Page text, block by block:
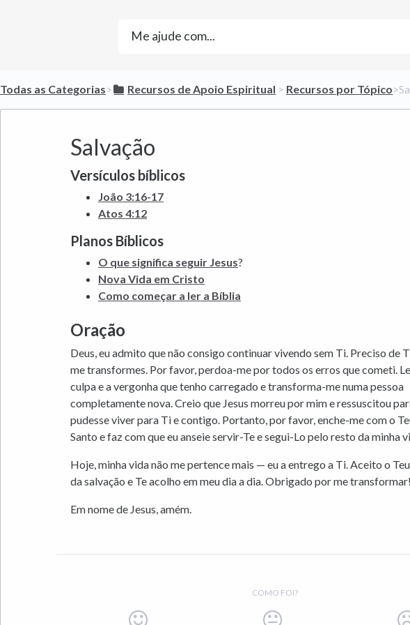
Todas as Categorias​>​ ​Recursos de Apoio Espiritual ​ > ​ ​Recursos por Tópico​>​
Salvação
Versículos bíblicos
João 3:16-17
Atos 4:12
Planos Bíblicos
O que significa seguir Jesus?
Nova Vida em Cristo
Como começar a ler a Bíblia
Oração
Deus, eu admito que não consigo continuar vivendo sem Ti. Preciso de
me transformes. Por favor, perdoa-me por todos os erros que cometi.
culpa e a vergonha que tenho carregado e transforma-me numa pessoa
completamente nova. Creio que Jesus morreu por mim e ressuscitou
pudesse viver para Ti e contigo. Portanto, por favor, enche-me com o
Santo e faz com que eu anseie servir-Te e segui-Lo pelo resto da minha
Hoje, minha vida não me pertence mais — eu a entrego a Ti. Aceito o
da salvação e Te acolho em meu dia a dia. Obrigado por me transformar!
Em nome de Jesus, amém.
COMO FOI?